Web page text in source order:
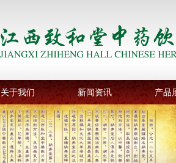
关于我们 新闻资讯 产品